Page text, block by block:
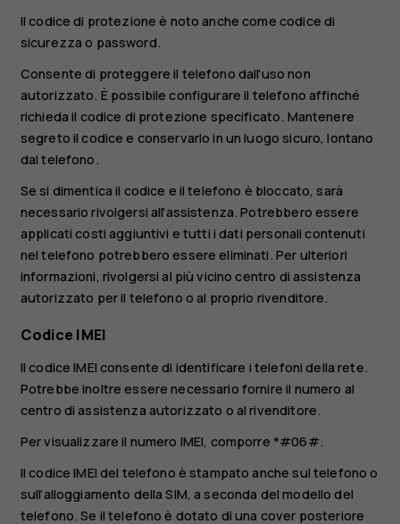
Il codice di protezione è noto anche come codice di
sicurezza o password.
Consente di proteggere il telefono dall'uso non
autorizzato. È possibile configurare il telefono affinché
richieda il codice di protezione specificato. Mantenere
segreto il codice e conservarlo in un luogo sicuro, lontano
dal telefono.
Se si dimentica il codice e il telefono è bloccato, sarà
necessario rivolgersi all'assistenza. Potrebbero essere
applicati costi aggiuntivi e tutti i dati personali contenuti
nel telefono potrebbero essere eliminati. Per ulteriori
informazioni, rivolgersi al più vicino centro di assistenza
autorizzato per il telefono o al proprio rivenditore.
Codice IMEI
Il codice IMEI consente di identificare i telefoni della rete.
Potrebbe inoltre essere necessario fornire il numero al
centro di assistenza autorizzato o al rivenditore.
Per visualizzare il numero IMEI, comporre *#06#.
Il codice IMEI del telefono è stampato anche sul telefono o
sull’alloggiamento della SIM, a seconda del modello del
telefono. Se il telefono è dotato di una cover posteriore